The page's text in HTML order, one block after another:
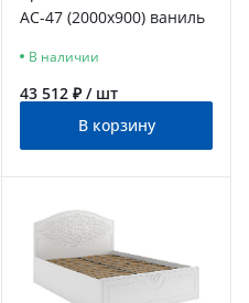
АС-47 (2000х900) ваниль
В наличии
43 512 ₽ / шт
В корзину